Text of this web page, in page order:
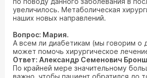
увеличилось. Метаболическая
наших новых направлений.
Вопрос: Мария.
А всем ли диабетикам (мы говорим о
может помочь хирургическое
Ответ: Александр Семенович
По крайней мере значительному
важно, чтобы пациент обратился до